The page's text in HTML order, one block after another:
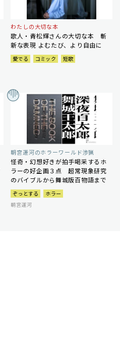
わたしの大切な本
歌人・青松輝さんの大切な本 斬
新な表現 よむたび、より自由に
愛でる コミック 短歌
朝宮運河のホラーワールド渉猟
怪奇・幻想好きが拍手喝采するホ
ラーの好企画３点 超常現象研究
のバイブルから舞城版百物語まで
ぞっとする
ホラー
朝宮運河